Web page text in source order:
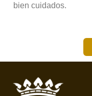
bien cuidados.